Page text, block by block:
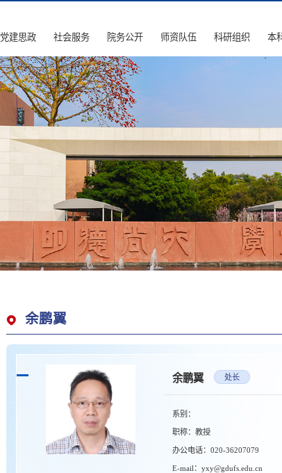
党建思政 社会服务 院务公开 师资队伍 科研组织 本
余鹏翼
余鹏翼 处长
系别：
职称：教授
办公电话：020-36207079
E-mail：yxy@gdufs.edu.cn